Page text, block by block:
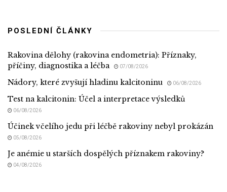
POSLEDNÍ ČLÁNKY
Rakovina dělohy (rakovina endometria): Příznaky,
příčiny, diagnostika a léčba
07/08/2026
Nádory, které zvyšují hladinu kalcitoninu 06/08/2026
Test na kalcitonin: Účel a interpretace výsledků
06/08/2026
Účinek včelího jedu při léčbě rakoviny nebyl prokázán
05/08/2026
Je anémie u starších dospělých příznakem rakoviny?
04/08/2026